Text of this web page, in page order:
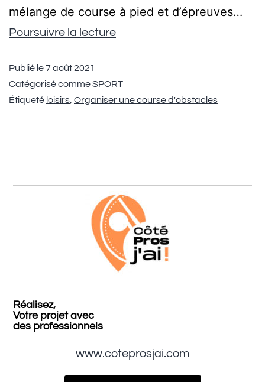
mélange de course à pied et d’épreuves…
Poursuivre la lecture
Publié le7 août 2021
Catégorisé commeSPORT
Étiqueté loisirs Organiser une course d'obstacles
Réalisez,
Votre projet avec
des professionnels
www.coteprosjai.com